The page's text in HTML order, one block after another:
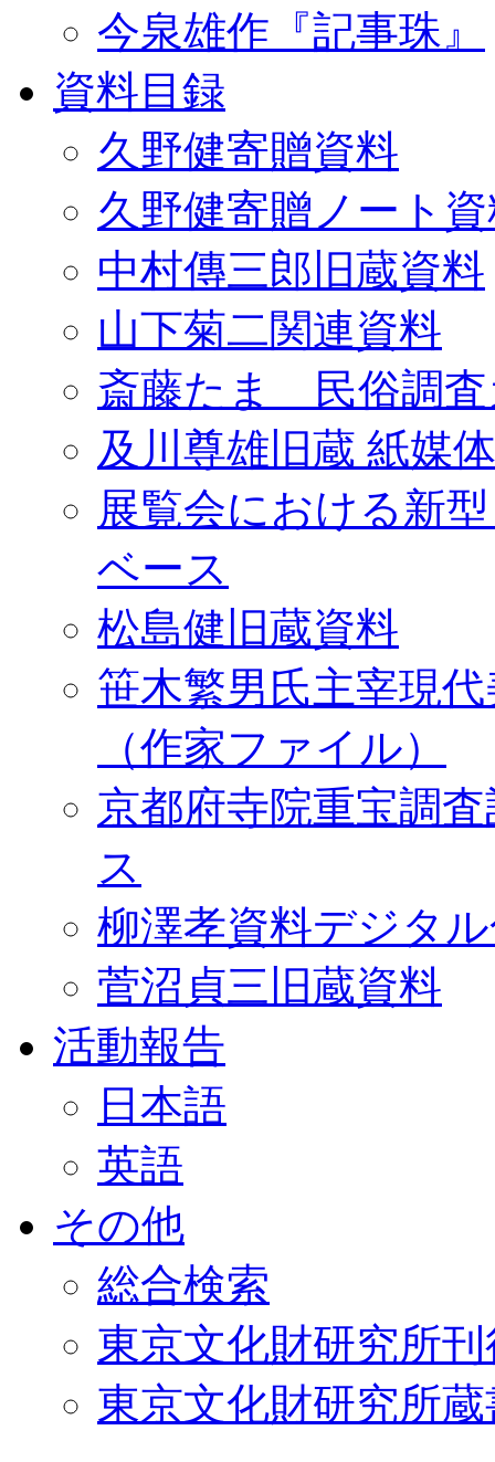
今泉雄作『記事珠』
資料目録
久野健寄贈資料
久野健寄贈ノート
中村傳三郎旧蔵資料
山下菊二関連資料
斎藤たま 民俗調査
及川尊雄旧蔵 紙媒
展覧会における新
ベース
松島健旧蔵資料
笹木繁男氏主宰現
（作家ファイル）
京都府寺院重宝調
ス
柳澤孝資料デジタ
菅沼貞三旧蔵資料
活動報告
日本語
英語
その他
総合検索
東京文化財研究所
東京文化財研究所